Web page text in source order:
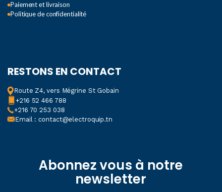
Paiement et livraison
Politique de confidentialité
RESTONS EN CONTACT
Route Z4, vers Mégrine St Gobain
+216 52 466 788
+216 70 253 038
Email : contact@electroquip.tn
Abonnez vous à notre
newsletter